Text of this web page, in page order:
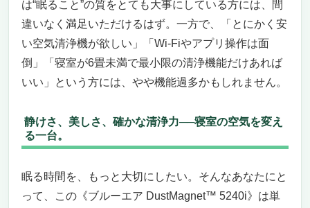
いかもしれません。
【静寂と清浄を両立】ダイキン 加湿空気清浄
機 MCK505A-W｜寝室で静かな空気清浄機を探
すすべての人へ
寝室の空気、ここまで変わる。夜をもっと静
音が気になる方にも安心。図書館レベルの静
かさ、わずか41dBの静音設計
加湿機能で、睡眠中の乾燥・のど荒れ・肌ト
花粉・ウイルス・ペットの毛・PM2.5──す
べて寝室から排除する本格清浄力
は“眠ること”の質をとても大事にしている方には、間
違いなく満足いただけるはず。一方で、「とにかく安
い空気清浄機が欲しい」「Wi-Fiやアプリ操作は面
倒」「寝室が6畳未満で最小限の清浄機能だけあれば
いい」という方には、やや機能過多かもしれません。
静けさ、美しさ、確かな清浄力──寝室の空気を変え
る一台。
眠る時間を、もっと大切にしたい。そんなあなたにと
って、この《ブルーエア DustMagnet™ 5240i》は単